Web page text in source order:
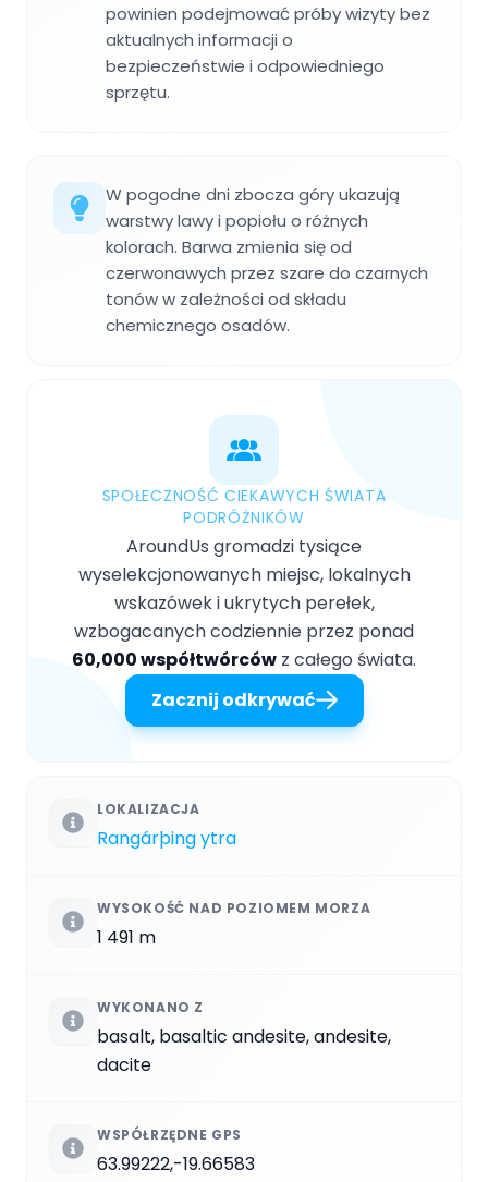
powinien podejmować próby wizyty bez
aktualnych informacji o
bezpieczeństwie i odpowiedniego
sprzętu.
W pogodne dni zbocza góry ukazują
warstwy lawy i popiołu o różnych
kolorach. Barwa zmienia się od
czerwonawych przez szare do czarnych
tonów w zależności od składu
chemicznego osadów.
SPOŁECZNOŚĆ CIEKAWYCH ŚWIATA
PODRÓŻNIKÓW
AroundUs gromadzi tysiące
wyselekcjonowanych miejsc, lokalnych
wskazówek i ukrytych perełek,
wzbogacanych codziennie przez ponad
60,000 współtwórców z całego świata.
Zacznij odkrywać
LOKALIZACJA
Rangárþing ytra
WYSOKOŚĆ NAD POZIOMEM MORZA
1 491 m
WYKONANO Z
basalt, basaltic andesite, andesite,
dacite
WSPÓŁRZĘDNE GPS
63.99222,-19.66583